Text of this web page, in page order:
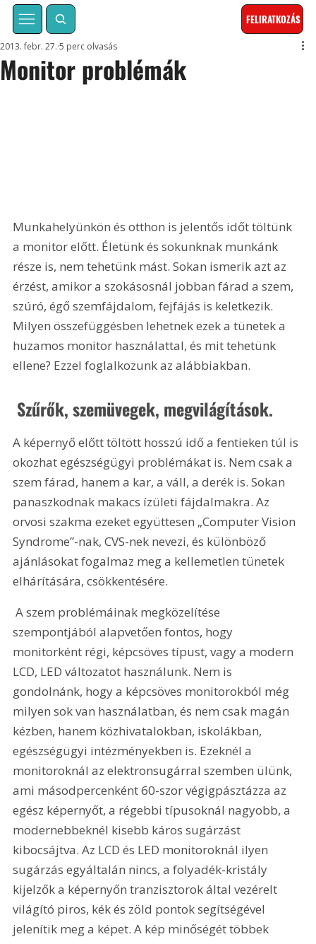
FELIRATKOZÁS
Monitor problémák
2013. febr. 27. 5 perc olvasás
Munkahelyünkön és otthon is jelentős időt töltünk
a monitor előtt. Életünk és sokunknak munkánk
része is, nem tehetünk mást. Sokan ismerik azt az
érzést, amikor a szokásosnál jobban fárad a szem,
szúró, égő szemfájdalom, fejfájás is keletkezik.
Milyen összefüggésben lehetnek ezek a tünetek a
huzamos monitor használattal, és mit tehetünk
ellene? Ezzel foglalkozunk az alábbiakban.
Szűrők, szemüvegek, megvilágítások.
A képernyő előtt töltött hosszú idő a fentieken túl is
okozhat egészségügyi problémákat is. Nem csak a
szem fárad, hanem a kar, a váll, a derék is. Sokan
panaszkodnak makacs ízületi fájdalmakra. Az
orvosi szakma ezeket együttesen „Computer Vision
Syndrome”-nak, CVS-nek nevezi, és különböző
ajánlásokat fogalmaz meg a kellemetlen tünetek
elhárítására, csökkentésére.
A szem problémáinak megközelítése
szempontjából alapvetően fontos, hogy
monitorként régi, képcsöves típust, vagy a modern
LCD, LED változatot használunk. Nem is
gondolnánk, hogy a képcsöves monitorokból még
milyen sok van használatban, és nem csak magán
kézben, hanem közhivatalokban, iskolákban,
egészségügyi intézményekben is. Ezeknél a
monitoroknál az elektronsugárral szemben ülünk,
ami másodpercenként 60-szor végigpásztázza az
egész képernyőt, a régebbi típusoknál nagyobb, a
modernebbeknél kisebb káros sugárzást
kibocsájtva. Az LCD és LED monitoroknál ilyen
sugárzás egyáltalán nincs, a folyadék-kristály
kijelzők a képernyőn tranzisztorok által vezérelt
világító piros, kék és zöld pontok segítségével
jelenítik meg a képet. A kép minőségét többek